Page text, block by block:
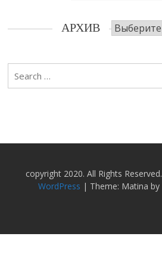
АРХИВ Архив
Search
copyright 2020. All Rights Reserved.
WordPress | Theme: Matina by